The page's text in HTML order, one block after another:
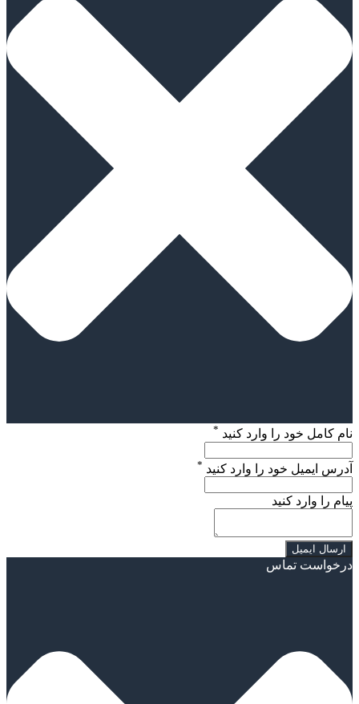
نام کامل خود را وارد کنید *
آدرس ایمیل خود را وارد کنید *
پیام را وارد کنید
درخواست تماس